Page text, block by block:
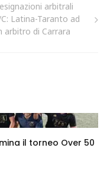
arbitrali
C: Latina-Taranto ad
arbitro di Carrara
il torneo Over 50